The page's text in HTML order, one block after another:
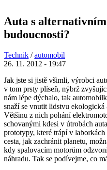
Auta s
budoucnosti?
Technik /automobil
26. 11. 2012 - 19:47
Jak jste si jistě všimli, výrobci
v tom prsty plíseň, nýbrž
nám lépe dýchalo, tak
snaží se vnutit lidstvu ekologická
Většinu z nich pohání
schovanými kdesi v útrobách
prototypy, které trápí v
cesta, jak zachránit planetu,
kdy spalovacím motorům
náhradu. Tak se podívejme, co